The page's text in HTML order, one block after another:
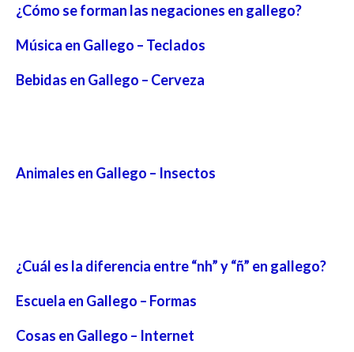
¿Cómo se forman las negaciones en gallego?
Música en Gallego – Teclados
Bebidas en Gallego – Cerveza
Animales en Gallego – Insectos
¿Cuál es la diferencia entre “nh” y “ñ” en gallego?
Escuela en Gallego – Formas
Cosas en Gallego – Internet